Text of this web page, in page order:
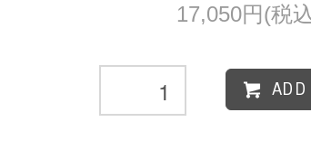
17,050円(税
ADD